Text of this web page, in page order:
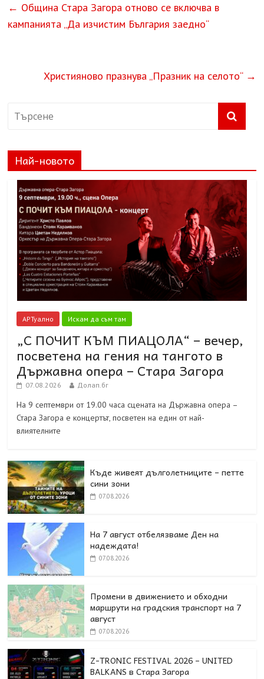
← Община Стара Загора отново се включва в
кампанията „Да изчистим България заедно“
Християново празнува „Празник на селото“ →
Най-новото
АРТуално Искам да съм там
„С ПОЧИТ КЪМ ПИАЦОЛА“ – вечер,
посветена на гения на тангото в
Държавна опера – Стара Загора
07.08.2026 Долап.бг
На 9 септември от 19.00 часа сцената на Държавна опера –
Стара Загора е концертът, посветен на един от най-
влиятелните
Къде живеят дълголетниците – петте
сини зони
07.08.2026
На 7 август отбелязваме Ден на
надеждата!
07.08.2026
Промени в движението и обходни
маршрути на градския транспорт на 7
август
07.08.2026
Z-TRONIC FESTIVAL 2026 – UNITED
BALKANS в Стара Загора